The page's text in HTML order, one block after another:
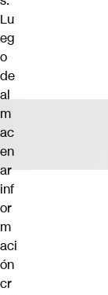
Lu
eg
o
de
al
m
ac
en
ar
inf
or
m
aci
ón
cr